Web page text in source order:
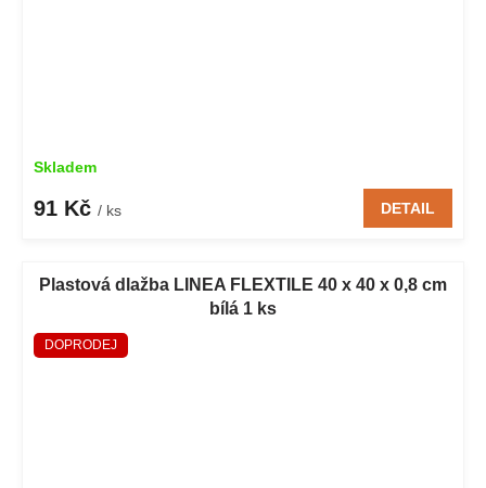
Skladem
91 Kč / ks DETAIL
Plastová dlažba LINEA FLEXTILE 40 x 40 x 0,8 cm
bílá 1 ks
DOPRODEJ